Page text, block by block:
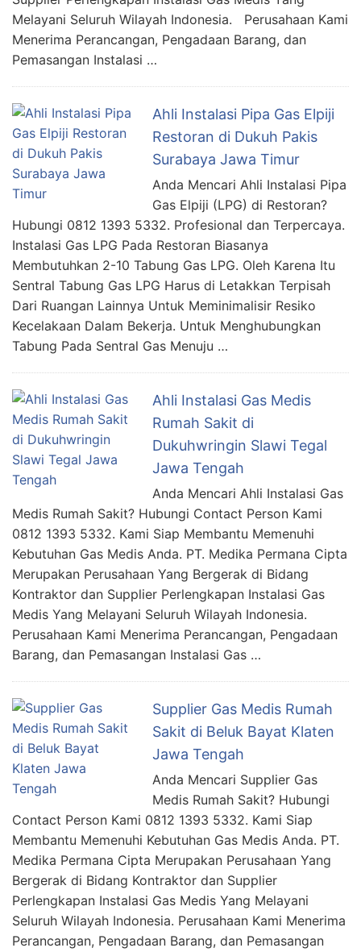
Melayani Seluruh Wilayah Indonesia. Perusahaan Kami
Menerima Perancangan, Pengadaan Barang, dan
Pemasangan Instalasi …
Ahli Instalasi Pipa Gas Elpiji
Restoran di Dukuh Pakis
Surabaya Jawa Timur
Anda Mencari Ahli Instalasi Pipa
Gas Elpiji (LPG) di Restoran?
Hubungi 0812 1393 5332. Profesional dan Terpercaya.
Instalasi Gas LPG Pada Restoran Biasanya
Membutuhkan 2-10 Tabung Gas LPG. Oleh Karena Itu
Sentral Tabung Gas LPG Harus di Letakkan Terpisah
Dari Ruangan Lainnya Untuk Meminimalisir Resiko
Kecelakaan Dalam Bekerja. Untuk Menghubungkan
Tabung Pada Sentral Gas Menuju …
Ahli Instalasi Gas Medis
Rumah Sakit di
Dukuhwringin Slawi Tegal
Jawa Tengah
Anda Mencari Ahli Instalasi Gas
Medis Rumah Sakit? Hubungi Contact Person Kami
0812 1393 5332. Kami Siap Membantu Memenuhi
Kebutuhan Gas Medis Anda. PT. Medika Permana Cipta
Merupakan Perusahaan Yang Bergerak di Bidang
Kontraktor dan Supplier Perlengkapan Instalasi Gas
Medis Yang Melayani Seluruh Wilayah Indonesia.
Perusahaan Kami Menerima Perancangan, Pengadaan
Barang, dan Pemasangan Instalasi Gas …
Supplier Gas Medis Rumah
Sakit di Beluk Bayat Klaten
Jawa Tengah
Anda Mencari Supplier Gas
Medis Rumah Sakit? Hubungi
Contact Person Kami 0812 1393 5332. Kami Siap
Membantu Memenuhi Kebutuhan Gas Medis Anda. PT.
Medika Permana Cipta Merupakan Perusahaan Yang
Bergerak di Bidang Kontraktor dan Supplier
Perlengkapan Instalasi Gas Medis Yang Melayani
Seluruh Wilayah Indonesia. Perusahaan Kami Menerima
Perancangan, Pengadaan Barang, dan Pemasangan